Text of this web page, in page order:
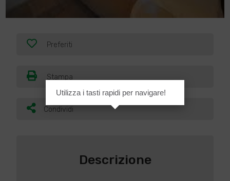
Preferiti
Stampa
Condividi
Descrizione
Utilizza i tasti rapidi per navigare!